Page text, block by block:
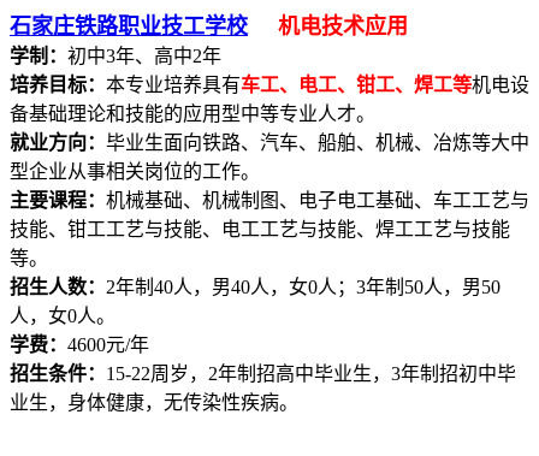
石家庄铁路职业技工学校 机电技术应用
学制： 初中3年、高中2年
培养目标： 本专业培养具有车工、电工、钳工、焊工等机电设
备基础理论和技能的应用型中等专业人才。
就业方向： 毕业生面向铁路、汽车、船舶、机械、冶炼等大中
型企业从事相关岗位的工作。
主要课程： 机械基础、机械制图、电子电工基础、车工工艺与
技能、钳工工艺与技能、电工工艺与技能、焊工工艺与技能
等。
招生人数： 2年制40人，男40人，女0人；3年制50人，男50
人，女0人。
学费： 4600元/年
招生条件： 15-22周岁，2年制招高中毕业生，3年制招初中毕
业生，身体健康，无传染性疾病。